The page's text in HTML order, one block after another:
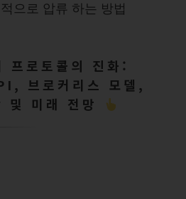
으로 압류 하는 방법
프로토콜의 진화:
브로커리스 모델,
및 미래 전망